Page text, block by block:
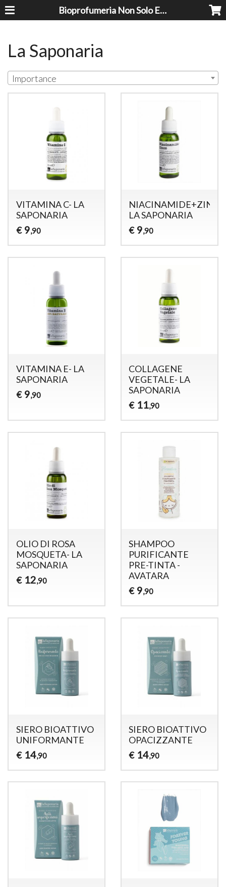
Bioprofumeria Non Solo Essenze
La Saponaria
Importance
VITAMINA C- LA
SAPONARIA
€ 9,90
LA SAPONARIA
€ 9,90
VITAMINA E- LA
SAPONARIA
€ 9,90
COLLAGENE
VEGETALE- LA
SAPONARIA
€ 11,90
OLIO DI ROSA
MOSQUETA- LA
SAPONARIA
€ 12,90
SHAMPOO
PURIFICANTE
PRE-TINTA -
AVATARA
€ 9,90
SIERO BIOATTIVO
UNIFORMANTE
€ 14,90
SIERO BIOATTIVO
OPACIZZANTE
€ 14,90